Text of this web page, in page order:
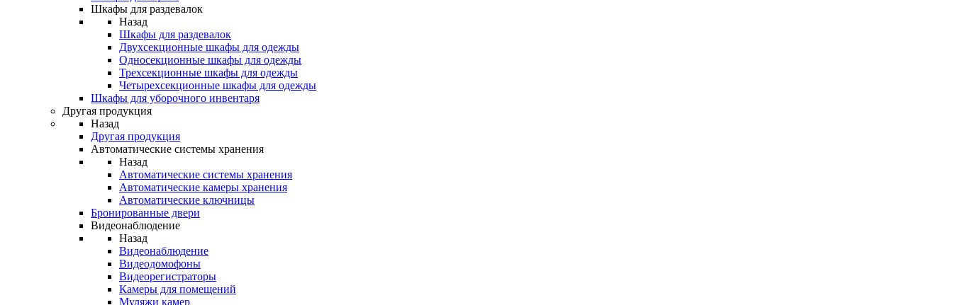
Шкафы для раздевалок
Назад
Шкафы для раздевалок
Двухсекционные шкафы для одежды
Односекционные шкафы для одежды
Трехсекционные шкафы для одежды
Четырехсекционные шкафы для одежды
Шкафы для уборочного инвентаря
Другая продукция
Назад
Другая продукция
Автоматические системы хранения
Назад
Автоматические системы хранения
Автоматические камеры хранения
Автоматические ключницы
Бронированные двери
Видеонаблюдение
Назад
Видеонаблюдение
Видеодомофоны
Видеорегистраторы
Камеры для помещений
Муляжи камер